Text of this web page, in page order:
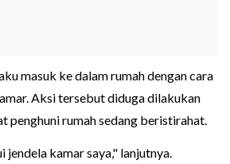
masuk ke dalam rumah dengan cara
Aksi tersebut diduga dilakukan
penghuni rumah sedang beristirahat.
jendela kamar saya," lanjutnya.